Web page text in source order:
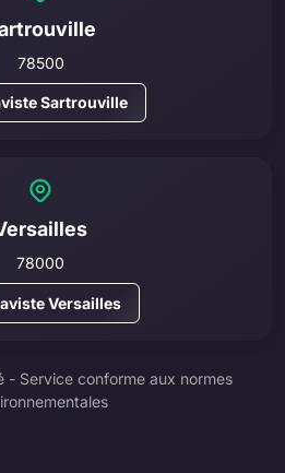
78500
Sartrouville
78000
Versailles
- Service conforme aux normes